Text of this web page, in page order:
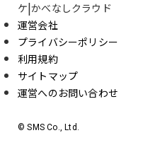
ケ かべなしクラウド
運営会社
プライバシーポリシー
利用規約
サイトマップ
運営へのお問い合わせ
© SMS Co., Ltd.